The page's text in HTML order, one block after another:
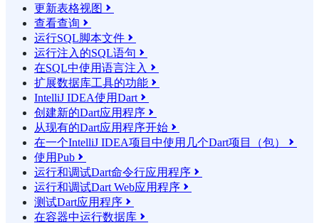
更新表格视图 
查看查询 
运行SQL脚本文件 
运行注入的SQL语句 
在SQL中使用语言注入 
扩展数据库工具的功能 
IntelliJ IDEA使用Dart 
创建新的Dart应用程序 
从现有的Dart应用程序开始 
在一个IntelliJ IDEA项目中使用几个Dart项目（包） 
使用Pub 
运行和调试Dart命令行应用程序 
运行和调试Dart Web应用程序 
测试Dart应用程序 
在容器中运行数据库 